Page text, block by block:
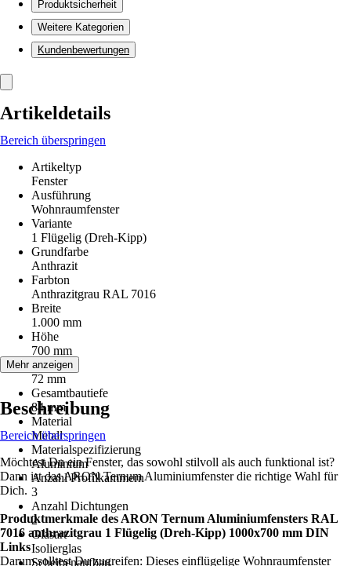
Produktsicherheit
Weitere Kategorien
Kundenbewertungen
Artikeldetails
Bereich überspringen
Artikeltyp
Fenster
Ausführung
Wohnraumfenster
Variante
1 Flügelig (Dreh-Kipp)
Grundfarbe
Anthrazit
Farbton
Anthrazitgrau RAL 7016
Breite
1.000 mm
Höhe
700 mm
Bautiefe
72 mm
Gesamtbautiefe
84 mm
Material
Metall
Materialspezifizierung
Aluminium
Anzahl Profilkammern
3
Anzahl Dichtungen
2
Glasart
Isolierglas
Scheibenaufbau
Mehr anzeigen
Beschreibung
Bereich überspringen
Möchtest Du ein Fenster, das sowohl stilvoll als auch funktional ist?
Dann ist das ARON Ternum Aluminiumfenster die richtige Wahl für
Dich.
Produktmerkmale des ARON Ternum Aluminiumfensters RAL
7016 anthrazitgrau 1 Flügelig (Dreh-Kipp) 1000x700 mm DIN
Links
Darum solltest Du zugreifen: Dieses einflügelige Wohnraumfenster